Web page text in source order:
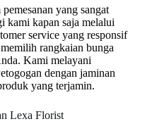
yang sangat
kami kapan saja melalui
service yang responsif
rangkaian bunga
Kami melayani
dengan jaminan
yang terjamin.
Lexa Florist